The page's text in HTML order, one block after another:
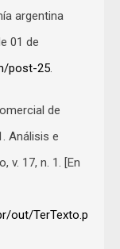
argentina
01 de
post-25.
de
Análisis e
v. 17, n. 1. [En
out/TerTexto.php?